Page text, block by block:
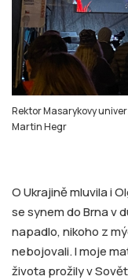
Rektor Masarykovy
Martin Hegr
O Ukrajině mluvila i
se synem do Brna v
napadlo, nikoho z
nebojovali. I moje
života prožily v